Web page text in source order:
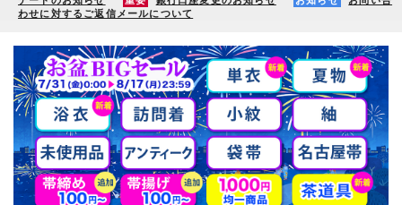
わせに対するご返信メールについて